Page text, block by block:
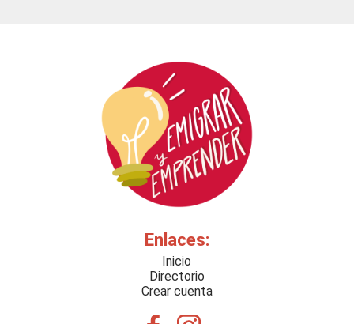
Enlaces:
Inicio
Directorio
Crear cuenta